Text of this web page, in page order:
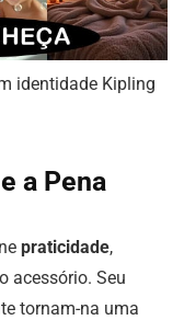
identidade Kipling
a Pena
praticidade,
acessório. Seu
tornam-na uma